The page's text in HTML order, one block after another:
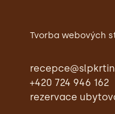
Tvorba webových
+420 724 946 162
rezervace